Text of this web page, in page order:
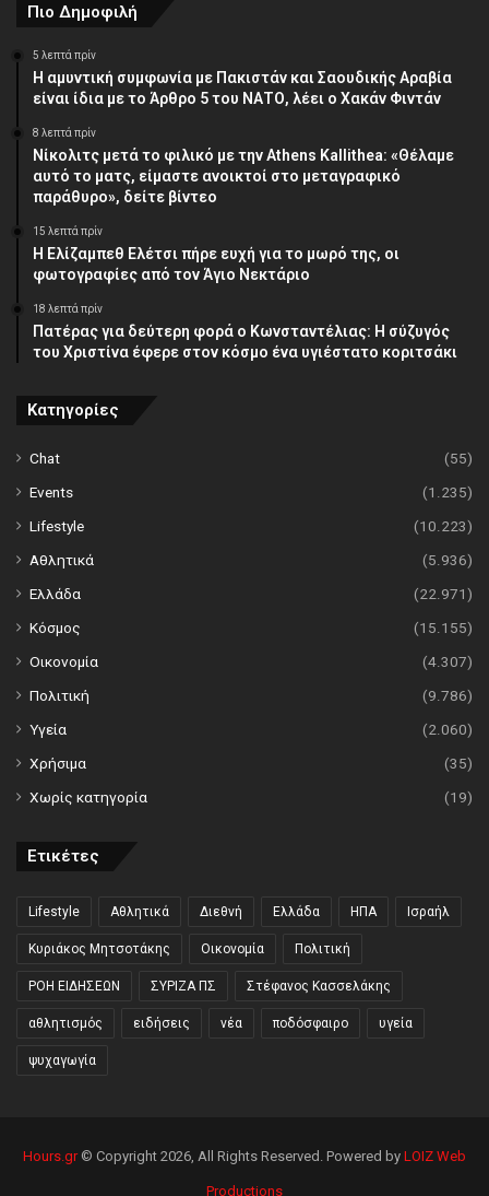
Πιο Δημοφιλή
5 λεπτά πρίν
Η αμυντική συμφωνία με Πακιστάν και Σαουδικής Αραβία
είναι ίδια με το Άρθρο 5 του ΝΑΤΟ, λέει ο Χακάν Φιντάν
8 λεπτά πρίν
Νίκολιτς μετά το φιλικό με την Athens Kallithea: «Θέλαμε
αυτό το ματς, είμαστε ανοικτοί στο μεταγραφικό
παράθυρο», δείτε βίντεο
15 λεπτά πρίν
Η Ελίζαμπεθ Ελέτσι πήρε ευχή για το μωρό της, οι
φωτογραφίες από τον Άγιο Νεκτάριο
18 λεπτά πρίν
Πατέρας για δεύτερη φορά ο Κωνσταντέλιας: Η σύζυγός
του Χριστίνα έφερε στον κόσμο ένα υγιέστατο κοριτσάκι
Κατηγορίες
Chat
(55)
Events
(1.235)
Lifestyle
(10.223)
Αθλητικά
(5.936)
Ελλάδα
(22.971)
Κόσμος
(15.155)
Οικονομία
(4.307)
Πολιτική
(9.786)
Υγεία
(2.060)
Χρήσιμα
(35)
Χωρίς κατηγορία
(19)
Ετικέτες
Lifestyle Αθλητικά Διεθνή Ελλάδα ΗΠΑ Ισραήλ
Κυριάκος Μητσοτάκης Οικονομία Πολιτική
ΡΟΗ ΕΙΔΗΣΕΩΝ ΣΥΡΙΖΑ ΠΣ Στέφανος Κασσελάκης
αθλητισμός ειδήσεις νέα ποδόσφαιρο υγεία
ψυχαγωγία
Hours.gr© Copyright 2026, All Rights Reserved. Powered by LOIZ Web
Productions